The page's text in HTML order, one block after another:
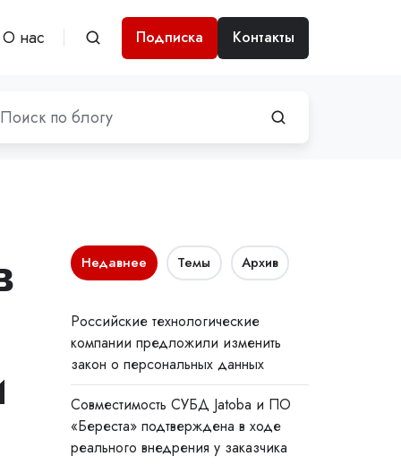
О нас Подписка Контакты
Недавнее Темы Архив
Российские технологические
компании предложили изменить
закон о персональных данных
Совместимость СУБД Jatoba и ПО
«Береста» подтверждена в ходе
реального внедрения у заказчика